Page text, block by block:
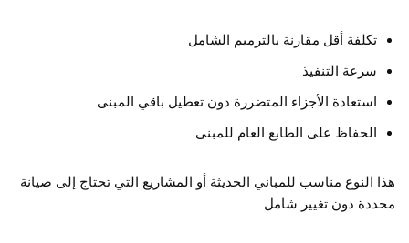
تكلفة أقل مقارنة بالترميم الشامل
سرعة التنفيذ
استعادة الأجزاء المتضررة دون تعطيل باقي المبنى
الحفاظ على الطابع العام للمبنى
هذا النوع مناسب للمباني الحديثة أو المشاريع التي تحتاج إلى صيانة
محددة دون تغيير شامل.